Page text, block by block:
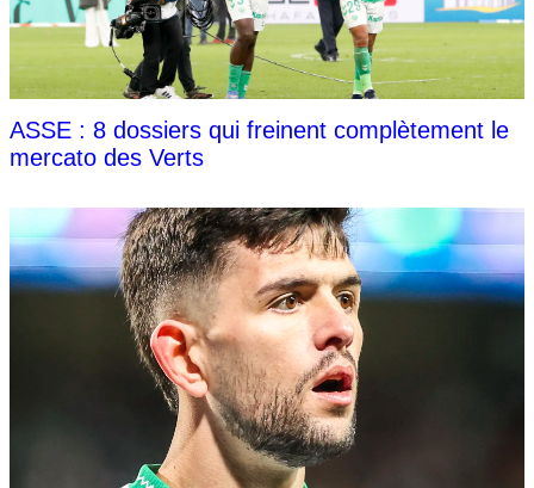
ASSE : 8 dossiers qui freinent complètement le
mercato des Verts